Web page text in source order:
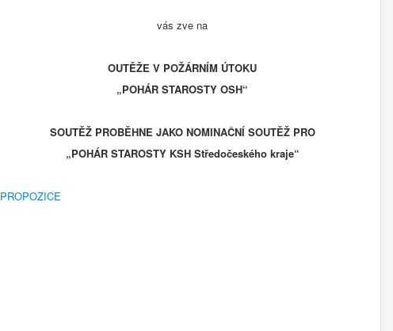
vás zve na
OUTĚŽE V POŽÁRNÍM ÚTOKU
„POHÁR STAROSTY OSH“
SOUTĚŽ PROBĚHNE JAKO NOMINAČNÍ SOUTĚŽ PRO
„POHÁR STAROSTY KSH Středočeského kraje“
PROPOZICE